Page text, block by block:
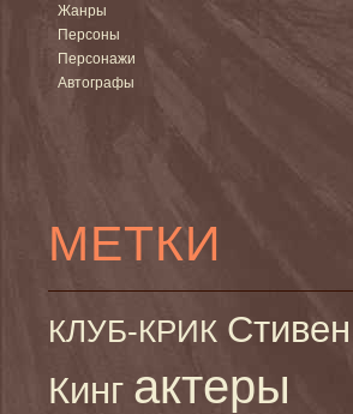
Жанры
Персоны
Персонажи
Автографы
МЕТКИ
КЛУБ-КРИК Стивен
Кинг актеры